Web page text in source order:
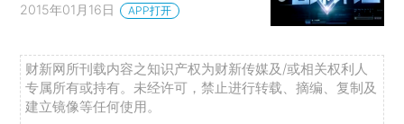
2015年01月16日 APP打开
财新网所刊载内容之知识产权为财新传媒及/或相关权利人
专属所有或持有。未经许可，禁止进行转载、摘编、复制及
建立镜像等任何使用。